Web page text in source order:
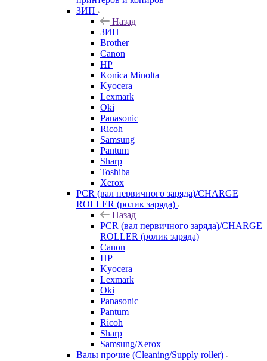
ЗИП
Назад
ЗИП
Brother
Canon
HP
Konica Minolta
Kyocera
Lexmark
Oki
Panasonic
Ricoh
Samsung
Pantum
Sharp
Toshiba
Xerox
PCR (вал первичного заряда)/CHARGE
ROLLER (ролик заряда)
Назад
PCR (вал первичного заряда)/CHARGE
ROLLER (ролик заряда)
Canon
HP
Kyocera
Lexmark
Oki
Panasonic
Pantum
Ricoh
Sharp
Samsung/Xerox
Валы прочие (Cleaning/Supply roller)